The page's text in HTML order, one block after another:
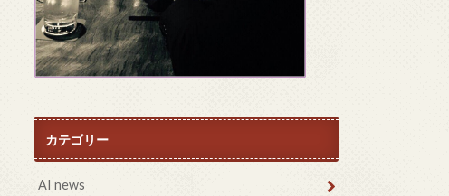
カテゴリー
AI news